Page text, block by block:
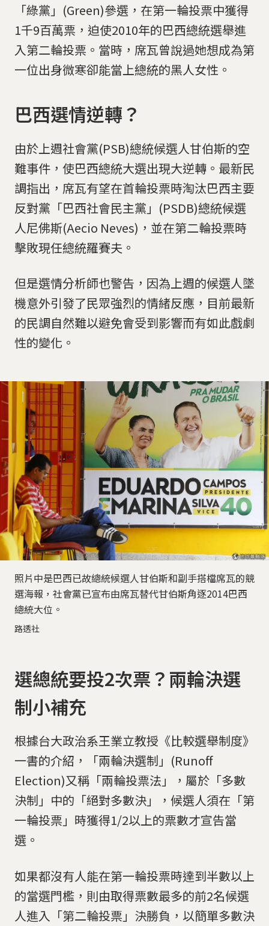
「綠黨」(Green)參選，在第一輪投票中獲得
1千9百萬票，迫使2010年的巴西總統選舉進
入第二輪投票。當時，席瓦曾說過她想成為第
一位出身微寒卻能當上總統的黑人女性。
巴西選情逆轉？
由於上週社會黨(PSB)總統候選人甘伯斯的空
難事件，使巴西總統大選出現大逆轉。最新民
調指出，席瓦有望在首輪投票時淘汰巴西主要
反對黨「巴西社會民主黨」(PSDB)總統候選
人尼佛斯(Aecio Neves)，並在第二輪投票時
擊敗現任總統羅賽夫。
但是選情分析師也警告，因為上週的候選人墜
機意外引發了民眾強烈的情緒反應，目前最新
的民調自然難以避免會受到影響而有如此戲劇
性的變化。
照片中是巴西已故總統候選人甘伯斯和副手搭檔席瓦的競
選海報，社會黨已宣布由席瓦替代甘伯斯角逐2014巴西
總統大位。
路透社
選總統要投2次票？兩輪決選
制小補充
根據台大政治系王業立教授《比較選舉制度》
一書的介紹，「兩輪決選制」(Runoff
Election)又稱「兩輪投票法」，屬於「多數
決制」中的「絕對多數決」，候選人須在「第
一輪投票」時獲得1/2以上的票數才宣告當
選。
如果都沒有人能在第一輪投票時達到半數以上
的當選門檻，則由取得票數最多的前2名候選
人進入「第二輪投票」決勝負，以簡單多數決